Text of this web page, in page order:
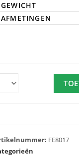
GEWICHT
AFMETINGEN
FE8017